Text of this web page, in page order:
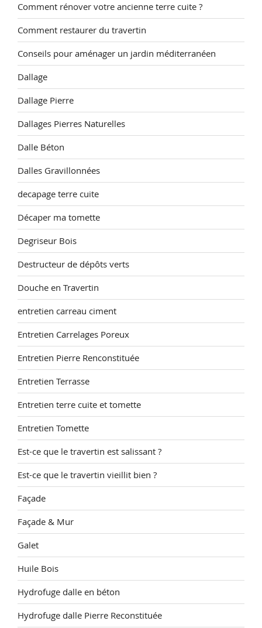
Comment rénover votre ancienne terre cuite ?
Comment restaurer du travertin
Conseils pour aménager un jardin méditerranéen
Dallage
Dallage Pierre
Dallages Pierres Naturelles
Dalle Béton
Dalles Gravillonnées
decapage terre cuite
Décaper ma tomette
Degriseur Bois
Destructeur de dépôts verts
Douche en Travertin
entretien carreau ciment
Entretien Carrelages Poreux
Entretien Pierre Renconstituée
Entretien Terrasse
Entretien terre cuite et tomette
Entretien Tomette
Est-ce que le travertin est salissant ?
Est-ce que le travertin vieillit bien ?
Façade
Façade & Mur
Galet
Huile Bois
Hydrofuge dalle en béton
Hydrofuge dalle Pierre Reconstituée